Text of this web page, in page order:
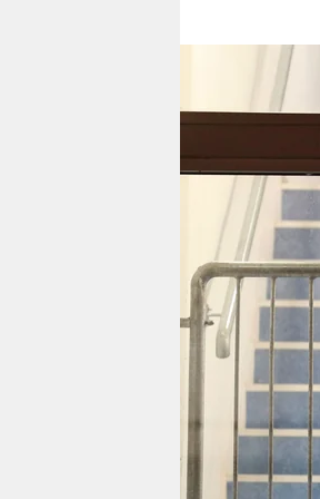
nord
wahrheit
veranstaltungen
shop
fragen & hilfe
unterstützen
abo
genossenschaft